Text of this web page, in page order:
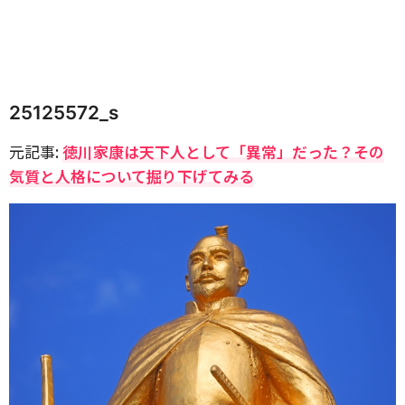
25125572_s
元記事:徳川家康は天下人として「異常」だった？その
気質と人格について掘り下げてみる